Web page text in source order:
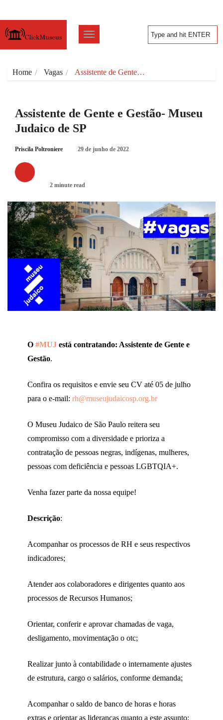
Home Vagas Assistente de Gente…
Assistente de Gente e Gestão- Museu
Judaico de SP
Priscila Poltroniere 29 de junho de 2022
2 minute read
O #MUJ está contratando: Assistente de Gente e
Gestão.
Confira os requisitos e envie seu CV até 05 de julho
para o e-mail: rh@museujudaicosp.org.br
O Museu Judaico de São Paulo reitera seu
compromisso com a diversidade e prioriza a
contratação de pessoas negras, indígenas, mulheres,
pessoas com deficiência e pessoas LGBTQIA+.
Venha fazer parte da nossa equipe!
Descrição:
Acompanhar os processos de RH e seus respectivos
indicadores;
Atender aos colaboradores e dirigentes quanto aos
processos de Recursos Humanos;
Orientar, conferir e aprovar chamadas de vaga,
desligamento, movimentação o otc;
Realizar junto à contabilidade o internamente ajustes
de estrutura, cargo o salários, conforme demanda;
Acompanhar o saldo de banco de horas e horas
extras e orientar as lideranças quanto a este assunto: